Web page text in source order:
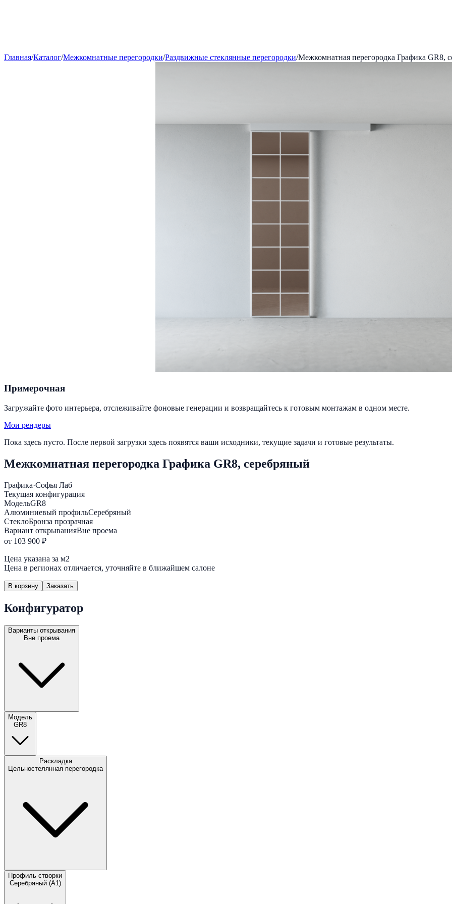
Главная/Каталог/Межкомнатные перегородки/Раздвижные стеклянные перегородки/Межкомнатная перегородка Графика GR8,
Примерочная
Загружайте фото интерьера, отслеживайте фоновые генерации и возвращайтесь к готовым монтажам в одном месте.
Мои рендеры
Пока здесь пусто. После первой загрузки здесь появятся ваши исходники, текущие задачи и готовые результаты.
Межкомнатная перегородка Графика GR8, серебряный
Графика·Софья Лаб
Текущая конфигурация
МодельGR8
Алюминиевый профильСеребряный
СтеклоБронза прозрачная
Вариант открыванияВне проема
от 103 900 ₽
Цена указана за м2
Цена в регионах отличается, уточняйте в ближайшем салоне
В корзину Заказать
Конфигуратор
Варианты открывания
Вне проема
Модель
GR8
Раскладка
Цельностелянная перегородка
Профиль створки
Серебряный (A1)